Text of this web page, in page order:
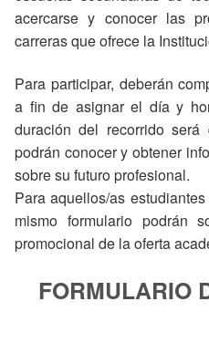
acercarse y conocer las
carreras que ofrece la
Para participar, deberán
a fin de asignar el día y
duración del recorrido
podrán conocer y obtener
sobre su futuro profesional.
Para aquellos/as
mismo formulario podrán
promocional de la oferta
FORMULARIO